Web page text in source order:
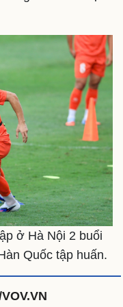
nghệ
điệu
nghệ
đổi số
ở Hà Nội 2 buổi
Quốc tập huấn.